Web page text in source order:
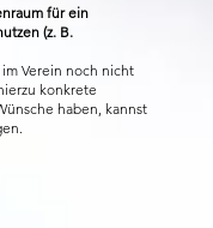
für ein
(z. B.
Verein noch nicht
konkrete
haben, kannst